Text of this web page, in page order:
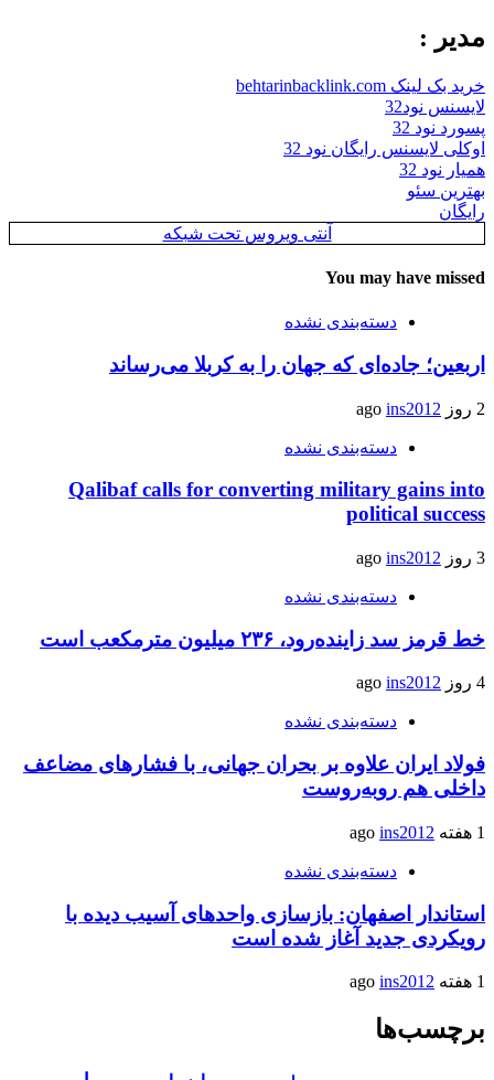
مدیر :
خرید بک لینک behtarinbacklink.com
لایسنس نود32
پسورد نود 32
اوکلی لایسنس رایگان نود 32
همیار نود 32
بهترین سئو
رایگان
آنتی ویروس تحت شبکه
You may have missed
دسته‌بندی نشده
اربعین؛ جاده‌ای که جهان را به کربلا می‌رساند
2 روز ago ins2012
دسته‌بندی نشده
Qalibaf calls for converting military gains into
political success
3 روز ago ins2012
دسته‌بندی نشده
خط قرمز سد زاینده‌رود، ۲۳۶ میلیون مترمکعب است
4 روز ago ins2012
دسته‌بندی نشده
فولاد ایران علاوه بر بحران جهانی، با فشارهای مضاعف
داخلی هم روبه‌روست
1 هفته ago ins2012
دسته‌بندی نشده
استاندار اصفهان: بازسازی واحدهای آسیب دیده با
رویکردی جدید آغاز شده است
1 هفته ago ins2012
برچسب‌ها